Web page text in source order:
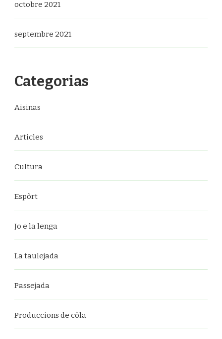
octobre 2021
septembre 2021
Categorias
Aisinas
Articles
Cultura
Espòrt
Jo e la lenga
La taulejada
Passejada
Produccions de còla